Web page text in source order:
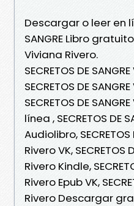
Descargar o leer en
SANGRE Libro
Viviana Rivero.
SECRETOS DE
SECRETOS DE
SECRETOS DE
línea , SECRETOS DE
Audiolibro, SECRETOS
Rivero VK, SECRETOS
Rivero Kindle,
Rivero Epub VK,
Rivero Descargar